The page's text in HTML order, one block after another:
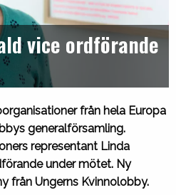
vice ordförande
från hela Europa
generalförsamling.
representant Linda
under mötet. Ny
från Ungerns Kvinnolobby.